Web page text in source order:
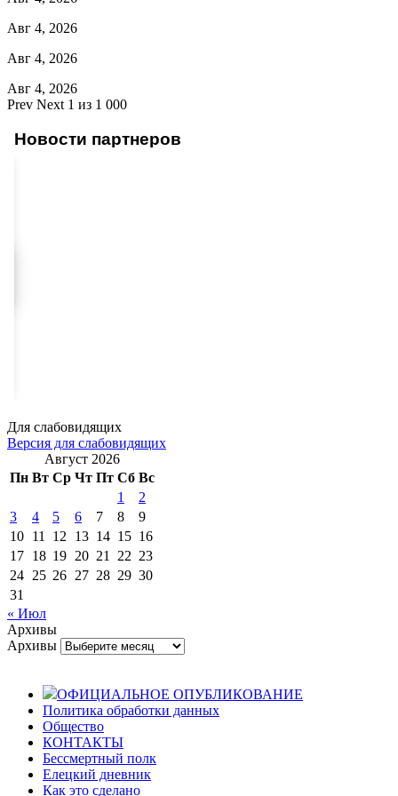
Авг 4, 2026
Авг 4, 2026
Авг 4, 2026
Prev Next 1 из 1 000
Новости партнеров
Для слабовидящих
Версия для слабовидящих
Август 2026
Пн Вт Ср Чт Пт Сб Вс
1
2
3
4 5 6 7 8
9
10 11 12 13 14 15 16
17 18 19 20 21 22 23
24 25 26 27 28 29 30
31
« Июл
Архивы
Архивы
ОФИЦИАЛЬНОЕ ОПУБЛИКОВАНИЕ
Политика обработки данных
Общество
КОНТАКТЫ
Бессмертный полк
Елецкий дневник
Как это сделано